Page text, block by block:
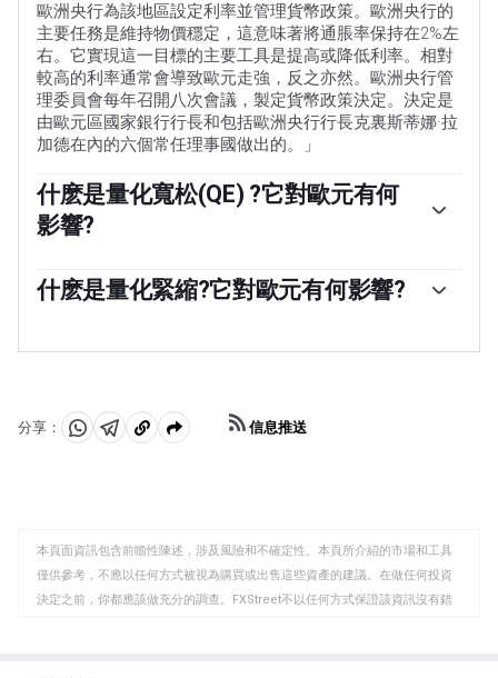
歐洲央行為該地區設定利率並管理貨幣政策。歐洲央行的
主要任務是維持物價穩定，這意味著將通脹率保持在2%左
右。它實現這一目標的主要工具是提高或降低利率。相對
較高的利率通常會導致歐元走強，反之亦然。歐洲央行管
理委員會每年召開八次會議，製定貨幣政策決定。決定是
由歐元區國家銀行行長和包括歐洲央行行長克裏斯蒂娜·拉
加德在內的六個常任理事國做出的。」
什麽是量化寬松(QE) ?它對歐元有何
影響?
政策工具。量化寬松是指歐洲央行印製歐元，然後用這些
歐元從銀行和其他金融機構購買資產——通常是政府債券或
率不太可能實現價格穩定的目標時，量化寬松是最後的手
方法。」
什麽是量化緊縮?它對歐元有何影響?
當經濟正在復蘇，通脹開始上升時進行的。在量化寬松
並停止將其持有的到期債券本金進行再投資。這通常對歐
元有利(或看漲)。
分享：
分 分 複
板
信息推送
本頁面資訊包含前瞻性陳述，涉及風險和不確定性。本頁所介紹的市場和工具
僅供參考，不應以任何方式被視為購買或出售這些資產的建議。在做任何投資
決定之前，你都應該做充分的調查。FXStreet不以任何方式保證該資訊沒有錯